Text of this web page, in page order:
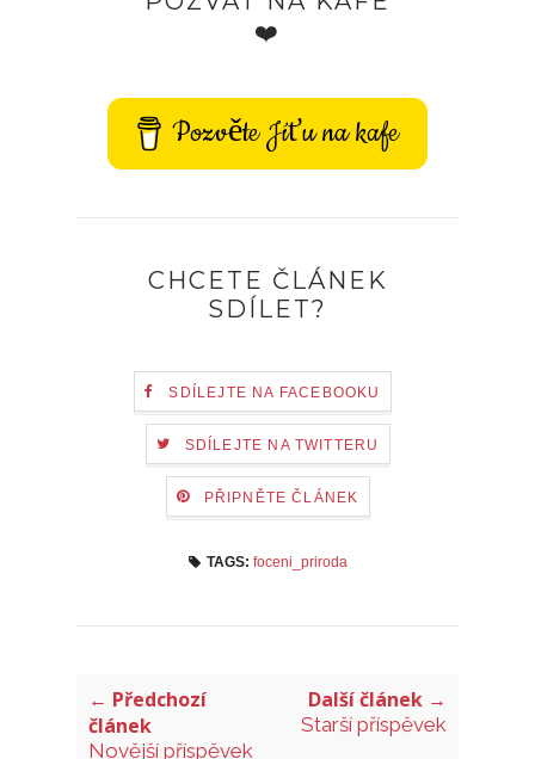
❤️
Pozvěte Jíťu na kafe
CHCETE ČLÁNEK
SDÍLET?
SDÍLEJTE NA FACEBOOKU
SDÍLEJTE NA TWITTERU
PŘIPNĚTE ČLÁNEK
TAGS: foceni_priroda
← Předchozí
článek
Novější příspěvek
Další článek →
Starší příspěvek